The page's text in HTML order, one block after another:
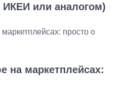
ИКЕИ или аналогом)
на маркетплейсах: